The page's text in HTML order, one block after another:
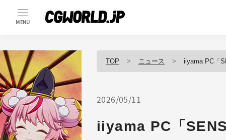
MENU
TOP ニュース iiyama PC「
2026/05/11
iiyama PC「